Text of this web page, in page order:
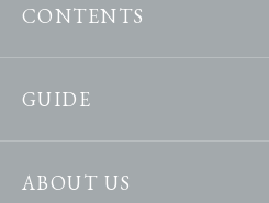
CONTENTS
GUIDE
ABOUT US